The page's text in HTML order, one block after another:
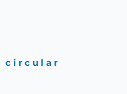
circular